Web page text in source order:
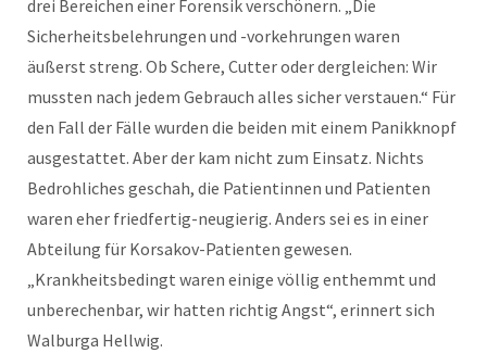
drei Bereichen einer Forensik verschönern. „Die
Sicherheitsbelehrungen und -vorkehrungen waren
äußerst streng. Ob Schere, Cutter oder dergleichen: Wir
mussten nach jedem Gebrauch alles sicher verstauen.“ Für
den Fall der Fälle wurden die beiden mit einem Panikknopf
ausgestattet. Aber der kam nicht zum Einsatz. Nichts
Bedrohliches geschah, die Patientinnen und Patienten
waren eher friedfertig-neugierig. Anders sei es in einer
Abteilung für Korsakov-Patienten gewesen.
„Krankheitsbedingt waren einige völlig enthemmt und
unberechenbar, wir hatten richtig Angst“, erinnert sich
Walburga Hellwig.